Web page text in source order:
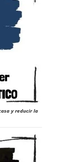
y reducir la